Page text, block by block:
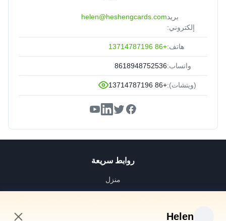
بريد
إلكتروني:
helen@heshengcards.com
هاتف:+86 13714787196
واتساب:8618948752536
(ويتشات):+86 13714787196
روابط سريعة
منزل
Helen